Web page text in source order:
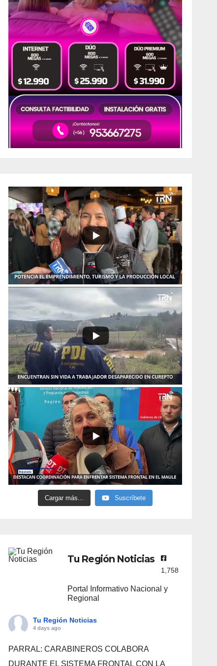
Cargar más... Suscríbete
Tu Región Noticias
1,758
Portal Informativo Nacional y
Regional
Tu Región Noticias
4 days ago
PARRAL: CARABINEROS COLABORA
DURANTE EL SISTEMA FRONTAL CON LA